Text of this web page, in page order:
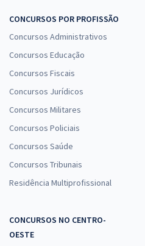
CONCURSOS POR PROFISSÃO
Concursos Administrativos
Concursos Educação
Concursos Fiscais
Concursos Jurídicos
Concursos Militares
Concursos Policiais
Concursos Saúde
Concursos Tribunais
Residência Multiprofissional
CONCURSOS NO CENTRO-
OESTE